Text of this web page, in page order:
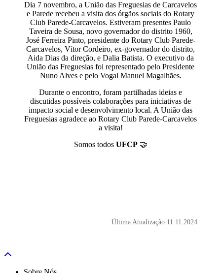
Dia 7 novembro, a União das Freguesias de Carcavelos
e Parede recebeu a visita dos órgãos sociais do Rotary
Club Parede-Carcavelos. Estiveram presentes Paulo
Taveira de Sousa, novo governador do distrito 1960,
José Ferreira Pinto, presidente do Rotary Club Parede-
Carcavelos, Vítor Cordeiro, ex-governador do distrito,
Aida Dias da direção, e Dalia Batista. O executivo da
União das Freguesias foi representado pelo Presidente
Nuno Alves e pelo Vogal Manuel Magalhães.
Durante o encontro, foram partilhadas ideias e
discutidas possíveis colaborações para iniciativas de
impacto social e desenvolvimento local. A União das
Freguesias agradece ao Rotary Club Parede-Carcavelos
a visita!
Somos todos UFCP🤝
Última Atualização 11.11.2024